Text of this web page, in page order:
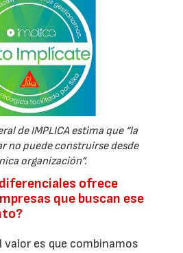
de IMPLICA estima que “la
no puede construirse desde
organización”.
ofrece
que buscan ese
es que combinamos